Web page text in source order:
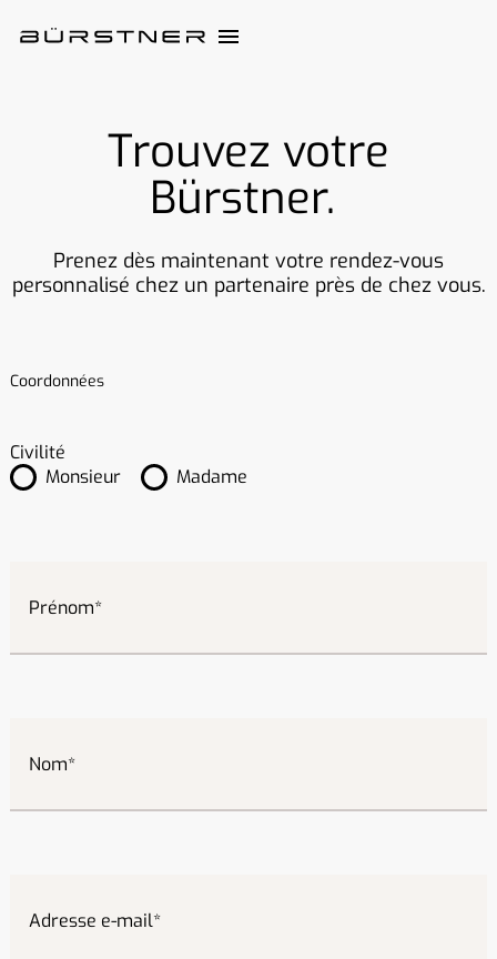
Trouvez votre
Bürstner.
Prenez dès maintenant votre rendez-vous
personnalisé chez un partenaire près de chez vous.
Coordonnées
Civilité
Monsieur
Madame
Prénom
Nom
Adresse e-mail